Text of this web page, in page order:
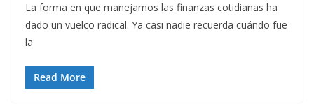
La forma en que manejamos las finanzas cotidianas ha
dado un vuelco radical. Ya casi nadie recuerda cuándo fue
la
Read More